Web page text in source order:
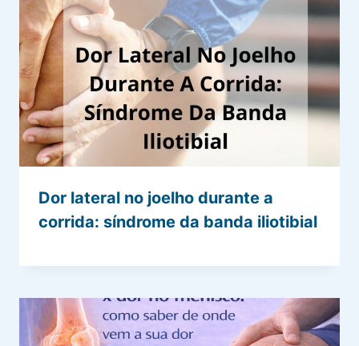
Dor lateral no joelho durante a
corrida: síndrome da banda iliotibial